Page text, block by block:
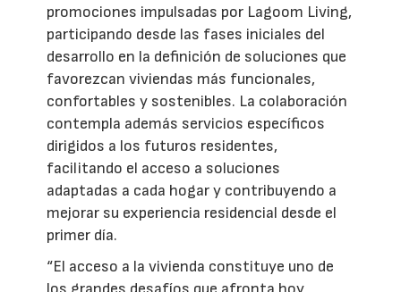
promociones impulsadas por Lagoom Living,
participando desde las fases iniciales del
desarrollo en la definición de soluciones que
favorezcan viviendas más funcionales,
confortables y sostenibles. La colaboración
contempla además servicios específicos
dirigidos a los futuros residentes,
facilitando el acceso a soluciones
adaptadas a cada hogar y contribuyendo a
mejorar su experiencia residencial desde el
primer día.
“El acceso a la vivienda constituye uno de